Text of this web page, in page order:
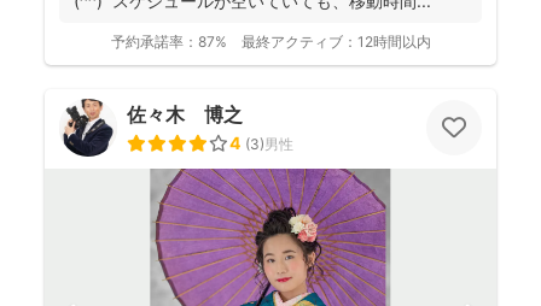
予約承諾率： 87% 最終アクティブ： 12時間以内
佐々木 博之
4 (3)男性